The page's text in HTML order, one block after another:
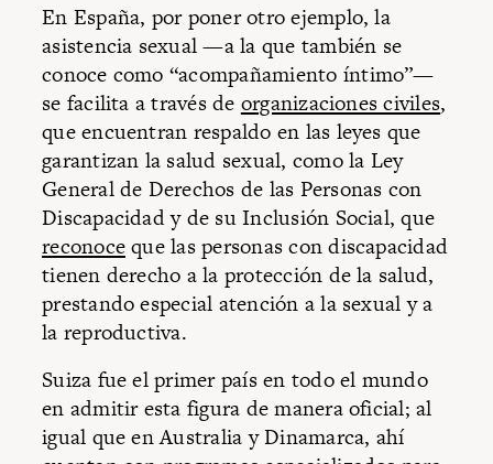
En España, por poner otro ejemplo, la
asistencia sexual —a la que también se
conoce como “acompañamiento íntimo”—
se facilita a través de organizaciones civiles,
que encuentran respaldo en las leyes que
garantizan la salud sexual, como la Ley
General de Derechos de las Personas con
Discapacidad y de su Inclusión Social, que
reconoceque las personas con discapacidad
tienen derecho a la protección de la salud,
prestando especial atención a la sexual y a
la reproductiva.
Suiza fue el primer país en todo el mundo
en admitir esta figura de manera oficial; al
igual que en Australia y Dinamarca, ahí